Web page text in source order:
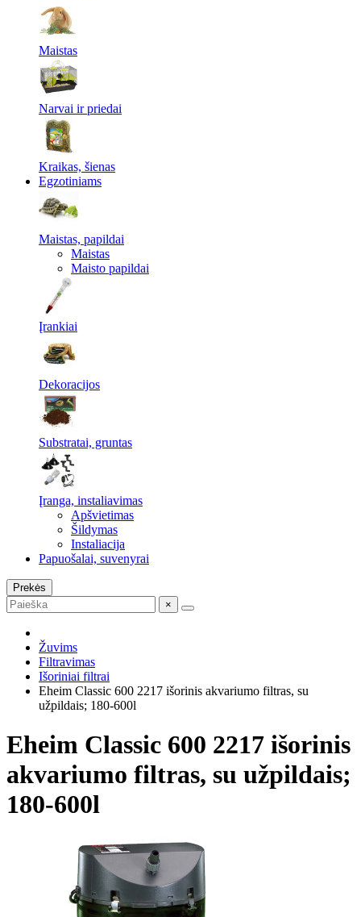
Maistas
Narvai ir priedai
Kraikas, šienas
Egzotiniams
Maistas, papildai
Maistas
Maisto papildai
Įrankiai
Dekoracijos
Substratai, gruntas
Įranga, instaliavimas
Apšvietimas
Šildymas
Instaliacija
Papuošalai, suvenyrai
Prekės
×
Žuvims
Filtravimas
Išoriniai filtrai
Eheim Classic 600 2217 išorinis akvariumo filtras, su
užpildais; 180-600l
Eheim Classic 600 2217 išorinis
akvariumo filtras, su užpildais;
180-600l